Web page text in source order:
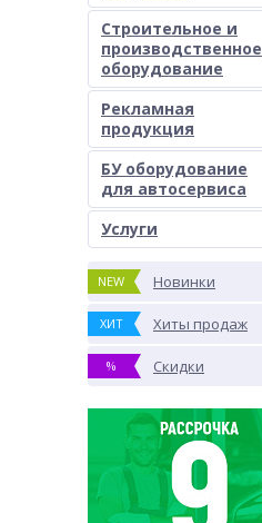
Строительное и
производственное
оборудование
Рекламная
продукция
БУ оборудование
для автосервиса
Услуги
NEW Новинки
ХИТ Хиты продаж
% Скидки